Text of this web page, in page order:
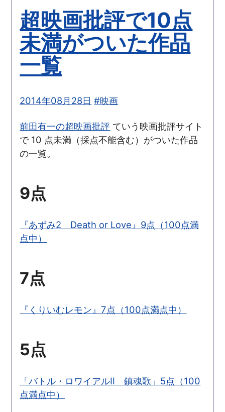
超映画批評で10点
未満がついた作品
一覧
2014年08月28日 #映画
前田有一の超映画批評 ていう映画批評サイト
で 10 点未満（採点不能含む）がついた作品
の一覧。
9点
『あずみ2 Death or Love』9点（100点満
点中）
7点
『くりいむレモン』7点（100点満点中）
5点
「バトル・ロワイアルII 鎮魂歌」5点（100
点満点中）